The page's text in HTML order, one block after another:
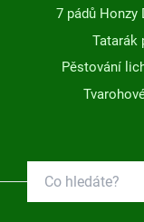
7 pádů Honzy
Tatarák
Pěstování